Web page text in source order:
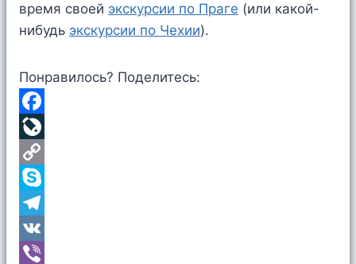
время своей экскурсии по Праге (или какой-
нибудь экскурсии по Чехии).
Понравилось? Поделитесь:
F
a
c
e
b
o
L
v
e
J
C
o
p
y
S
k
y
T
e
V